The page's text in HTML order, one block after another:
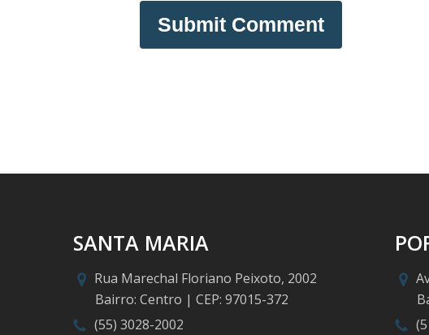
SANTA MARIA
Rua Marechal Floriano Peixoto, 2002
Bairro: Centro | CEP: 97015-372
(55) 3028-2002